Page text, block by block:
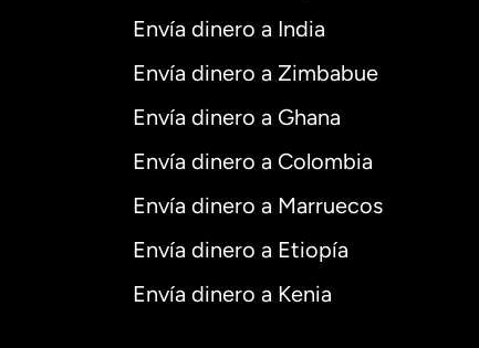
Envía dinero a India
Envía dinero a Zimbabue
Envía dinero a Ghana
Envía dinero a Colombia
Envía dinero a Marruecos
Envía dinero a Etiopía
Envía dinero a Kenia